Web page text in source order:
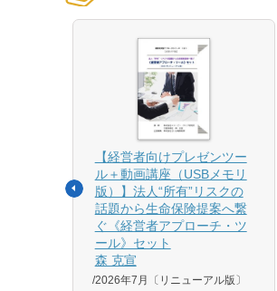
【経営者向けプレゼンツー
ル＋動画講座（USBメモリ
版）】法人“所有”リスクの
話題から生命保険提案へ繋
ぐ《経営者アプローチ・ツ
ール》セット
森 克宣
2026年7月〔リニューアル版〕